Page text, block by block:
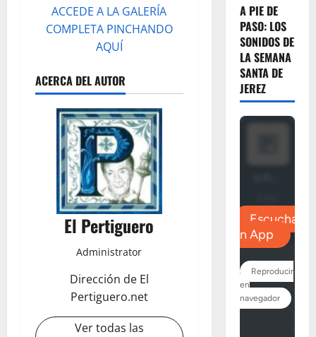
ACCEDE A LA GALERÍA
COMPLETA PINCHANDO
AQUÍ
ACERCA DEL AUTOR
El Pertiguero
Administrator
Dirección de El
Pertiguero.net
Ver todas las
A PIE DE
PASO: LOS
SONIDOS DE
LA SEMANA
SANTA DE
JEREZ